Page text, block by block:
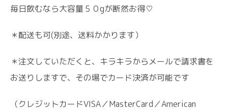
毎日飲むなら大容量５０gが断然お得♡
＊配送も可(別途、送料かかります）
＊注文していただくと、キラキラからメールで請求書を
お送りしますで、その場でカード決済が可能です
（クレジットカードVISA／MasterCard／American